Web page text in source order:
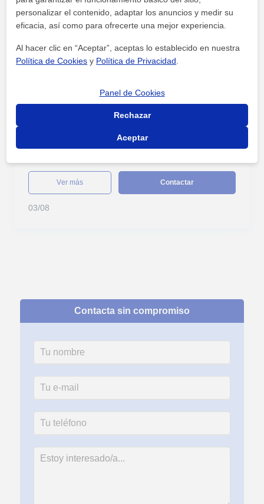
ver más Contactar
05/08
🏢 clases de inglés para empresas tarragona - ¡todos
ver más Contactar
03/08
Contacta sin compromiso
personalizar el contenido, adaptar los anuncios y medir su
eficacia, así como para ofrecerte una mejor experiencia.
Al hacer clic en “Aceptar”, aceptas lo establecido en nuestra
Política de Cookies y Política de Privacidad
Panel de Cookies
Rechazar
Aceptar